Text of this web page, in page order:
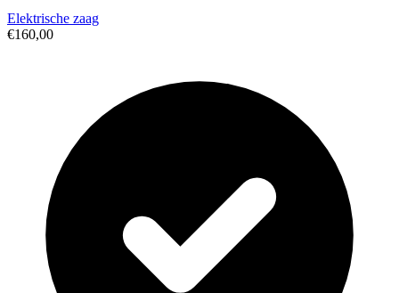
Elektrische zaag
€160,00